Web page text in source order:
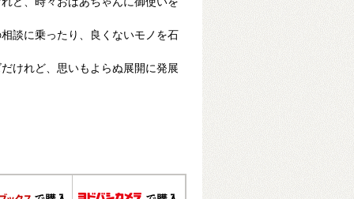
談に乗ったり、良くないモノを石
けれど、思いもよらぬ展開に発展